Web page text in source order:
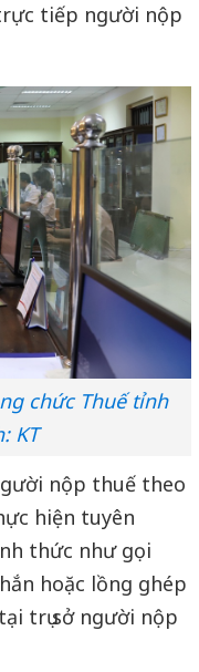
tiếp người nộp
chức Thuế tỉnh
KT
nộp thuế theo
hiện tuyên
thức như gọi
hoặc lồng ghép
trụ sở người nộp